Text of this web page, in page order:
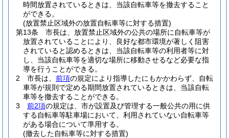
時間放置されているときは、当該自転車等を撤去すること
ができる。
(放置禁止区域外の放置自転車等に対する措置)
第13条
市長は、放置禁止区域外の公共の場所に自転車等が
放置されていることにより、良好な都市環境が著しく阻害
されていると認めるときは、当該自転車等の利用者等に対
し、当該自転車等を適切な場所に移動させるなど必要な指
導を行うことができる。
2
市長は、 前項の規定により指導したにもかかわらず、自転
車等が規則で定める期間放置されているときは、当該自転
車等を撤去することができる。
3
前2項の規定は、市が設置及び管理する一般公共の用に供
する自転車等駐車場において、利用されていない自転車等
がある場合について準用する。
(撤去した自転車等に対する措置)